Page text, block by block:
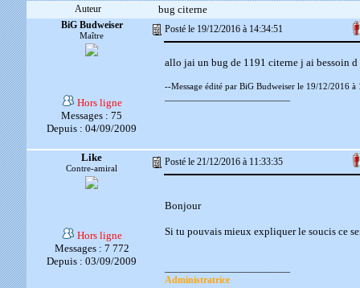
Auteur
bug citerne
BiG Budweiser
Maître
Posté le 19/12/2016 à 14:34:51
Hors ligne
Messages : 75
Depuis : 04/09/2009
allo jai un bug de 1191 citerne j ai bessoin d
--Message édité par BiG Budweiser le 19/12/2016 à
Like
Contre-amiral
Posté le 21/12/2016 à 11:33:35
Hors ligne
Messages : 7 772
Depuis : 03/09/2009
Bonjour
Si tu pouvais mieux expliquer le soucis ce
Administratrice